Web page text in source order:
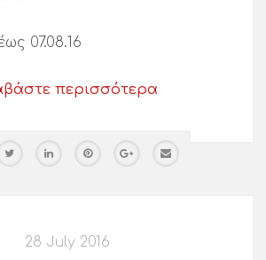
07.08.16
περισσότερα
28 July 2016